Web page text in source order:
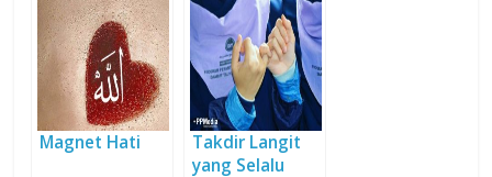
Magnet Hati
Takdir Langit
yang Selalu